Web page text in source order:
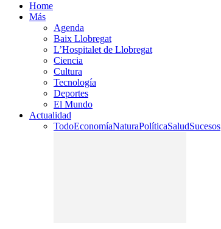
Home
Más
Agenda
Baix Llobregat
L’Hospitalet de Llobregat
Ciencia
Cultura
Tecnología
Deportes
El Mundo
Actualidad
TodoEconomíaNaturaPolíticaSaludSucesos